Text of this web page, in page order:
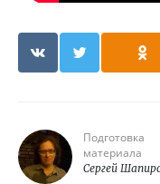
Подготовка
материала
Сергей